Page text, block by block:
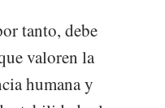
tanto, debe
valoren la
humana y